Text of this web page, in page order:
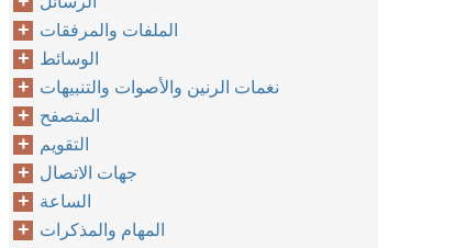
الملفات والمرفقات
الوسائط
نغمات الرنين والأصوات والتنبيهات
المتصفح
التقويم
جهات الاتصال
الساعة
المهام والمذكرات